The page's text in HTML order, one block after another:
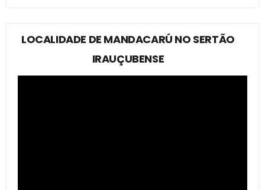
LOCALIDADE DE MANDACARÚ NO SERTÃO
IRAUÇUBENSE